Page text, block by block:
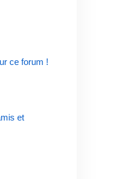
ce forum !
et